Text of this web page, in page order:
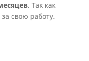
.​ Так как
свою работу.